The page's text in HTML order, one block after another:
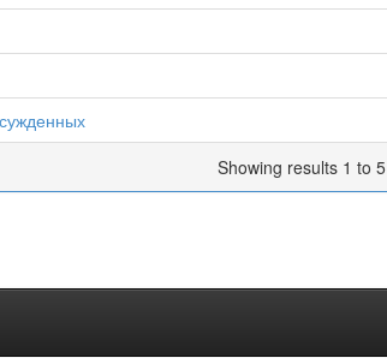
Showing results 1 to